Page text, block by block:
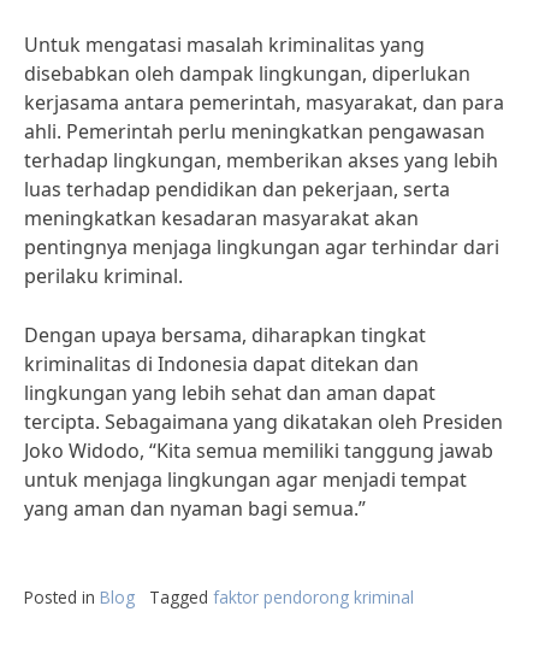
Untuk mengatasi masalah kriminalitas yang
disebabkan oleh dampak lingkungan, diperlukan
kerjasama antara pemerintah, masyarakat, dan para
ahli. Pemerintah perlu meningkatkan pengawasan
terhadap lingkungan, memberikan akses yang lebih
luas terhadap pendidikan dan pekerjaan, serta
meningkatkan kesadaran masyarakat akan
pentingnya menjaga lingkungan agar terhindar dari
perilaku kriminal.
Dengan upaya bersama, diharapkan tingkat
kriminalitas di Indonesia dapat ditekan dan
lingkungan yang lebih sehat dan aman dapat
tercipta. Sebagaimana yang dikatakan oleh Presiden
Joko Widodo, “Kita semua memiliki tanggung jawab
untuk menjaga lingkungan agar menjadi tempat
yang aman dan nyaman bagi semua.”
Posted in Blog Tagged faktor pendorong kriminal